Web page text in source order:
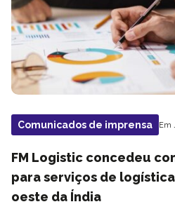
Comunicados de imprensa Em
FM Logistic concedeu
para serviços de
oeste da Índia